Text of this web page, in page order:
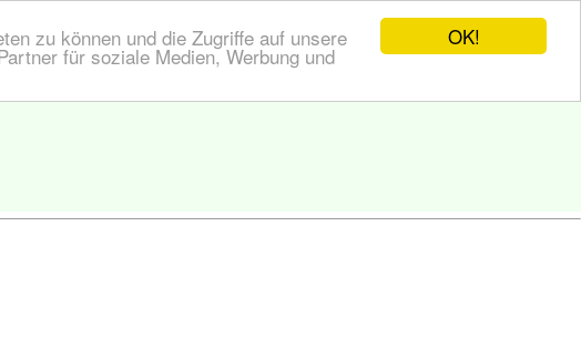
OK!
zu können und die Zugriffe auf unsere
für soziale Medien, Werbung und